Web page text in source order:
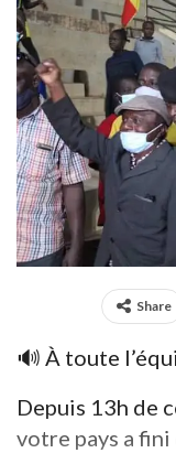
Share
🔊 À toute
Depuis 13h de
votre pays a fini